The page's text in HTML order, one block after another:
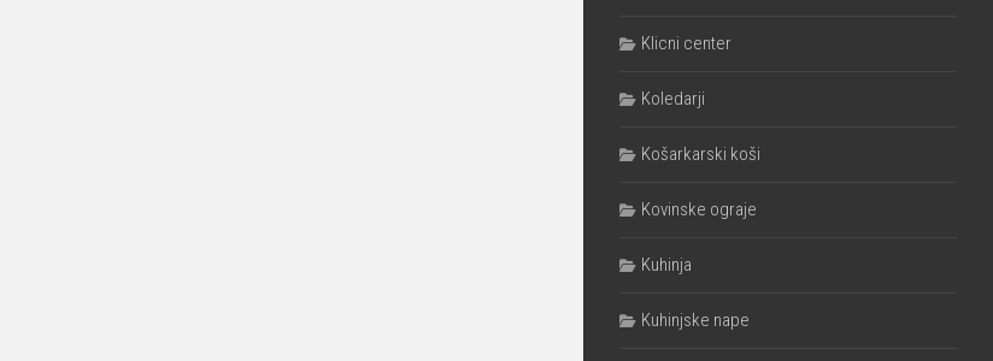
Klicni center
Koledarji
Košarkarski koši
Kovinske ograje
Kuhinja
Kuhinjske nape